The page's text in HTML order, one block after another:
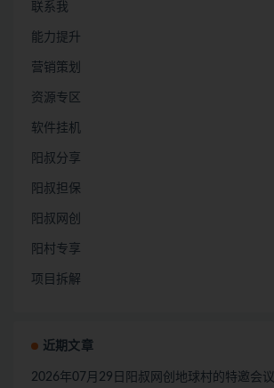
联系我
能力提升
营销策划
资源专区
软件挂机
阳叔分享
阳叔担保
阳叔网创
阳村专享
项目拆解
近期文章
2026年07月29日阳叔网创地球村的特邀会议